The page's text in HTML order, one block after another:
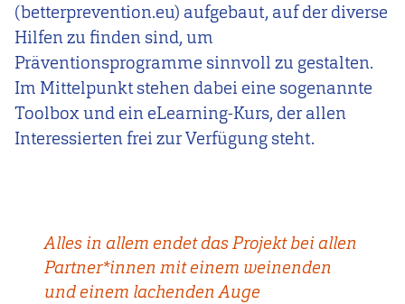
(betterprevention.eu) aufgebaut, auf der diverse
Hilfen zu finden sind, um
Präventionsprogramme sinnvoll zu gestalten.
Im Mittelpunkt stehen dabei eine sogenannte
Toolbox und ein eLearning-Kurs, der allen
Interessierten frei zur Verfügung steht.
Alles in allem endet das Projekt bei allen
Partner*innen mit einem weinenden
und einem lachenden Auge